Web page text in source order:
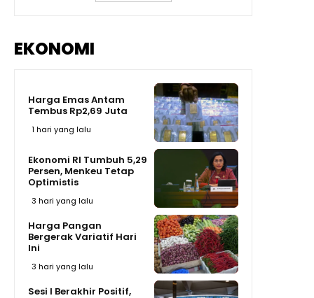
EKONOMI
Harga Emas Antam
Tembus Rp2,69 Juta
1 hari yang lalu
Ekonomi RI Tumbuh 5,29
Persen, Menkeu Tetap
Optimistis
3 hari yang lalu
Harga Pangan
Bergerak Variatif Hari
Ini
3 hari yang lalu
Sesi I Berakhir Positif,